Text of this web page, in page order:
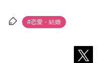
#恋愛・結婚